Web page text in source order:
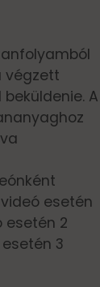
végzett
A
esetén
esetén 2
3